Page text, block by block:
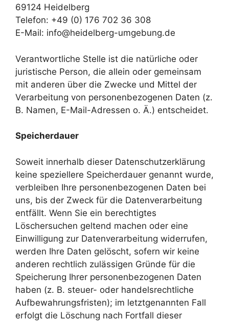
69124 Heidelberg
Telefon: +49 (0) 176 702 36 308
E-Mail: info@heidelberg-umgebung.de
Verantwortliche Stelle ist die natürliche oder
juristische Person, die allein oder gemeinsam
mit anderen über die Zwecke und Mittel der
Verarbeitung von personenbezogenen Daten (z.
B. Namen, E-Mail-Adressen o. Ä.) entscheidet.
Speicherdauer
Soweit innerhalb dieser Datenschutzerklärung
keine speziellere Speicherdauer genannt wurde,
verbleiben Ihre personenbezogenen Daten bei
uns, bis der Zweck für die Datenverarbeitung
entfällt. Wenn Sie ein berechtigtes
Löschersuchen geltend machen oder eine
Einwilligung zur Datenverarbeitung widerrufen,
werden Ihre Daten gelöscht, sofern wir keine
anderen rechtlich zulässigen Gründe für die
Speicherung Ihrer personenbezogenen Daten
haben (z. B. steuer- oder handelsrechtliche
Aufbewahrungsfristen); im letztgenannten Fall
erfolgt die Löschung nach Fortfall dieser